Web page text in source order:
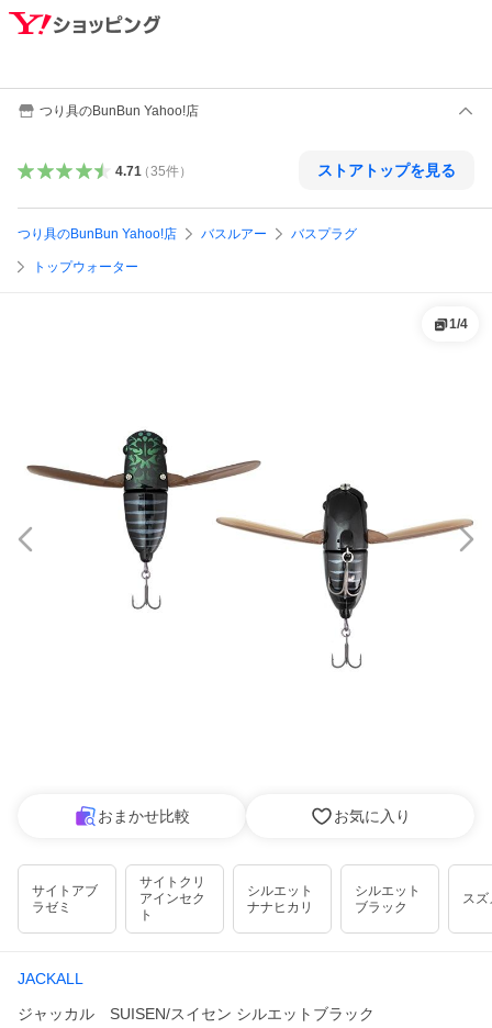
つり具のBunBun Yahoo!店
4.71（35件） ストアトップを見る
つり具のBunBun Yahoo!店 バスルアー バスプラグ
トップウォーター
1/4
おまかせ比較 お気に入り
サイトアブ
ラゼミ
サイトクリ
アインセク
ト
シルエット
ナナヒカリ
シルエット
ブラック
スズ
JACKALL
ジャッカル SUISEN/スイセン シルエットブラック